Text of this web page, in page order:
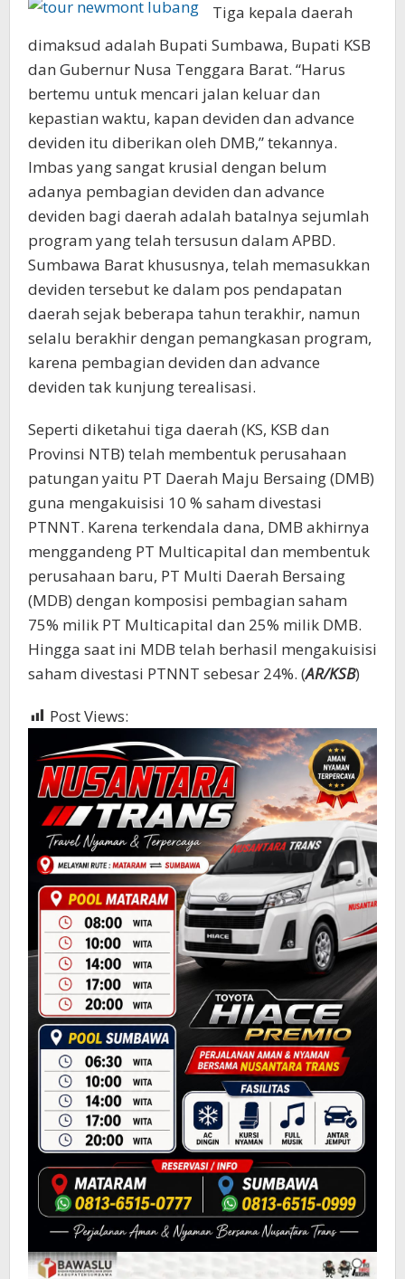
Tiga kepala daerah
dimaksud adalah Bupati Sumbawa, Bupati KSB
dan Gubernur Nusa Tenggara Barat. “Harus
bertemu untuk mencari jalan keluar dan
kepastian waktu, kapan deviden dan advance
deviden itu diberikan oleh DMB,” tekannya.
Imbas yang sangat krusial dengan belum
adanya pembagian deviden dan advance
deviden bagi daerah adalah batalnya sejumlah
program yang telah tersusun dalam APBD.
Sumbawa Barat khususnya, telah memasukkan
deviden tersebut ke dalam pos pendapatan
daerah sejak beberapa tahun terakhir, namun
selalu berakhir dengan pemangkasan program,
karena pembagian deviden dan advance
deviden tak kunjung terealisasi.
Seperti diketahui tiga daerah (KS, KSB dan
Provinsi NTB) telah membentuk perusahaan
patungan yaitu PT Daerah Maju Bersaing (DMB)
guna mengakuisisi 10 % saham divestasi
PTNNT. Karena terkendala dana, DMB akhirnya
menggandeng PT Multicapital dan membentuk
perusahaan baru, PT Multi Daerah Bersaing
(MDB) dengan komposisi pembagian saham
75% milik PT Multicapital dan 25% milik DMB.
Hingga saat ini MDB telah berhasil mengakuisisi
saham divestasi PTNNT sebesar 24%. (AR/KSB)
Post Views: